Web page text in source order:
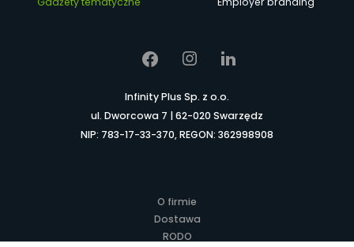
Infinity Plus Sp. z o.o.
ul. Dworcowa 7 | 62-020 Swarzędz
NIP: 783-17-33-370, REGON: 362998908
O firmie
Dostawa
RODO